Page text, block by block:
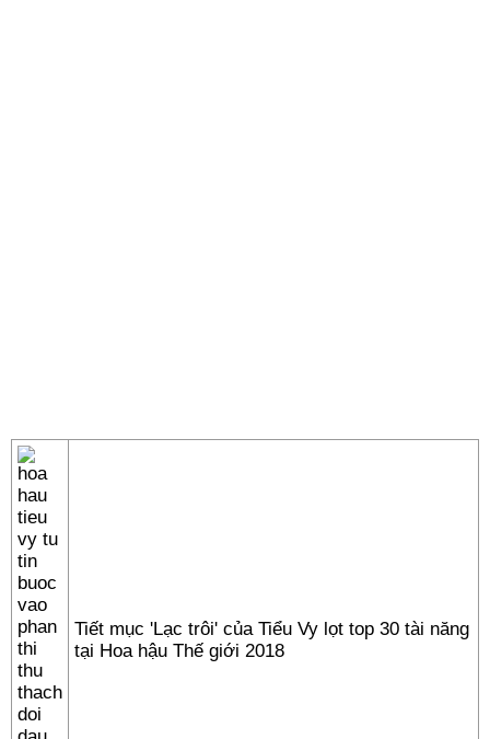
Tiết mục 'Lạc trôi' của Tiểu Vy lọt top 30 tài năng
tại Hoa hậu Thế giới 2018